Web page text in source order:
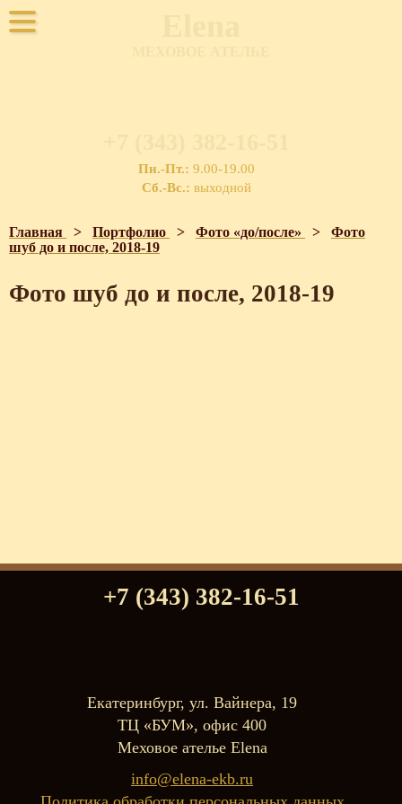
Пн.-Пт.: 9.00-19.00
Сб.-Вс.: выходной
Главная > Портфолио > Фото «до/после» > Фото
шуб до и после, 2018-19
Фото шуб до и после, 2018-19
+7 (343) 382-16-51
Екатеринбург, ул. Вайнера, 19
ТЦ «БУМ», офис 400
Меховое ателье Elena
info@elena-ekb.ru